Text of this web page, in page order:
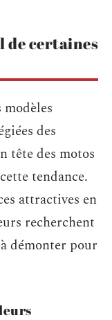
de certaines
des
tête des motos
tendance.
attractives en
recherchent
démonter pour